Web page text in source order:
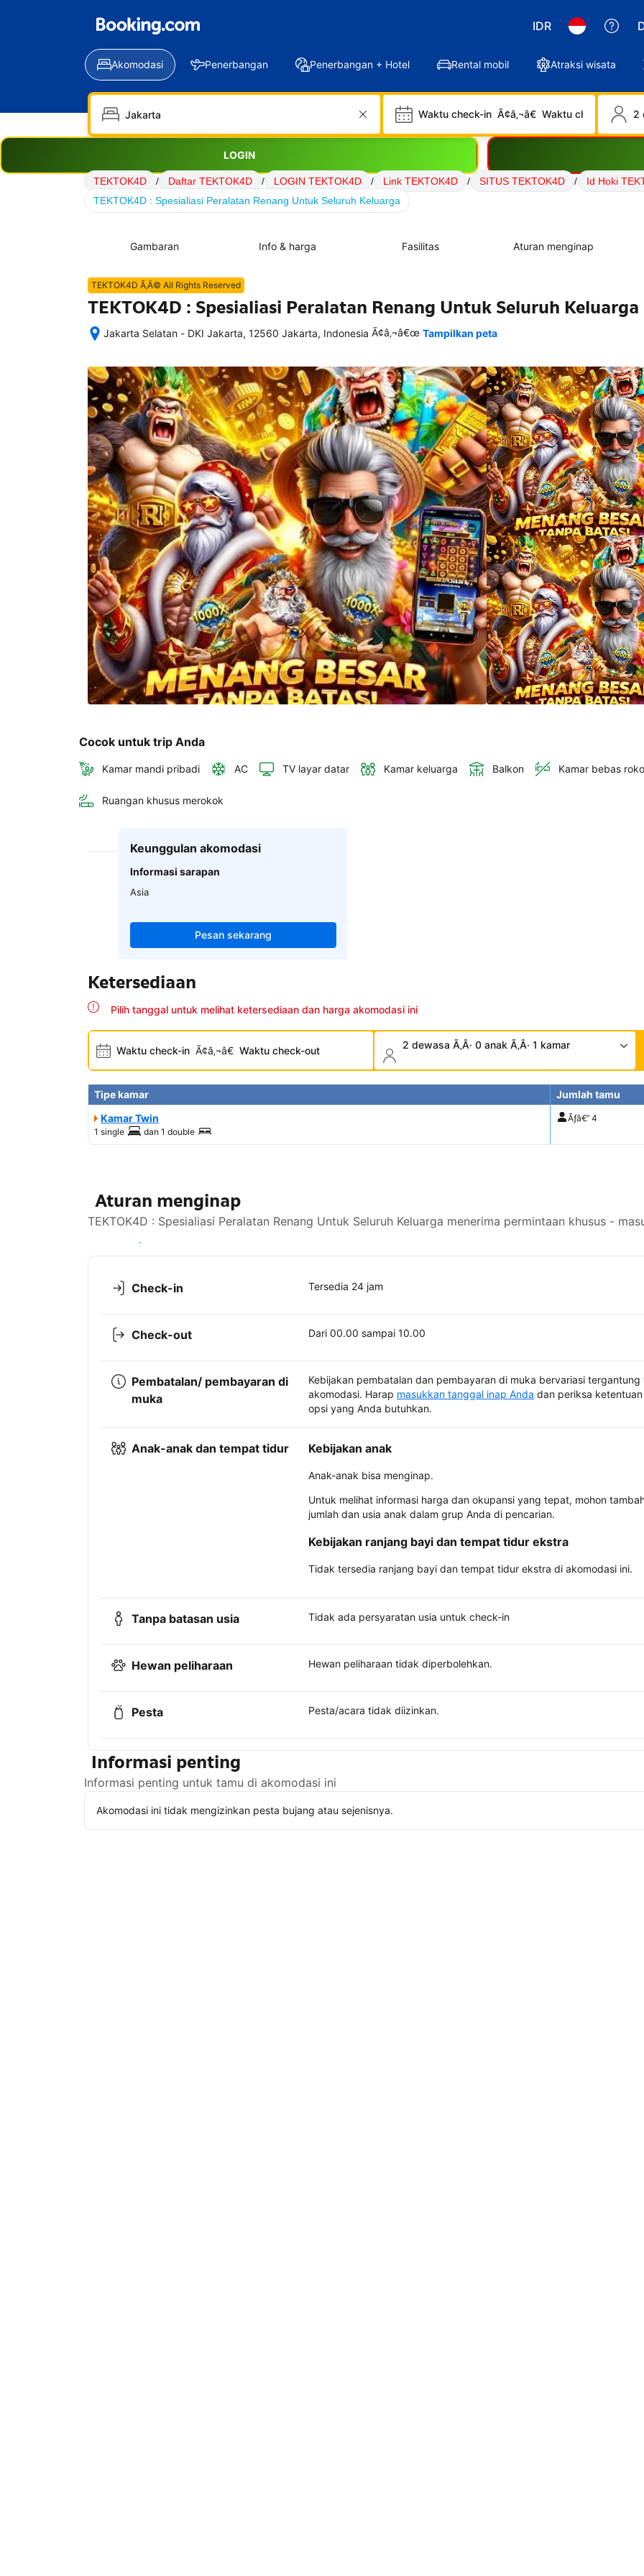
IDR
Akomodasi Penerbangan Penerbangan + Hotel Rental mobil Atraksi wisata
Waktu check-in Ã¢â‚¬â€ Waktu check-out 2
LOGIN
TEKTOK4D / Daftar TEKTOK4D / LOGIN TEKTOK4D / Link TEKTOK4D / SITUS TEKTOK4D / Id Hoki
TEKTOK4D : Spesialiasi Peralatan Renang Untuk Seluruh Keluarga
Gambaran Info & harga Fasilitas Aturan menginap
TEKTOK4D Ã‚Â© All Rights Reserved
TEKTOK4D : Spesialiasi Peralatan Renang Untuk Seluruh Keluarga
Jakarta Selatan - DKI Jakarta, 12560 Jakarta, Indonesia
semua
rincian
akomodasi
termasuk
nomor
telepon
dan
alamat
akan
disertakan
dalam
konfirmasi
pemesanan
dan
akun
Anda.
Ã¢â‚¬â€œ Tampilkan peta
Cocok untuk trip Anda
Kamar mandi pribadi AC TV layar datar Kamar keluarga Balkon Kamar bebas
Ruangan khusus merokok
Keunggulan akomodasi
Informasi sarapan
Asia
Pesan sekarang
Ketersediaan
Pilih tanggal untuk melihat ketersediaan dan harga akomodasi ini
Waktu check-in Ã¢â‚¬â€ Waktu check-out 2 dewasa Ã‚Â· 0 anak Ã‚Â· 1 kamar
Tipe kamar
Jumlah tamu
Kamar Twin
1 single dan 1 double
Ãƒâ€” 4
Aturan menginap
TEKTOK4D : Spesialiasi Peralatan Renang Untuk Seluruh Keluarga menerima permintaan khusus -
Lihat ketersediaan
Check-in Tersedia 24 jam
Check-out Dari 00.00 sampai 10.00
Pembatalan/ pembayaran di
muka
Kebijakan pembatalan dan pembayaran di muka bervariasi tergantung
akomodasi. Harap masukkan tanggal inap Anda dan periksa
opsi yang Anda butuhkan.
Anak-anak dan tempat tidur Kebijakan anak
Anak-anak bisa menginap.
Untuk melihat informasi harga dan okupansi yang tepat, mohon
jumlah dan usia anak dalam grup Anda di pencarian.
Kebijakan ranjang bayi dan tempat tidur ekstra
Tidak tersedia ranjang bayi dan tempat tidur ekstra di akomodasi ini.
Tanpa batasan usia Tidak ada persyaratan usia untuk check-in
Hewan peliharaan Hewan peliharaan tidak diperbolehkan.
Pesta Pesta/acara tidak diizinkan.
Informasi penting
Informasi penting untuk tamu di akomodasi ini
Akomodasi ini tidak mengizinkan pesta bujang atau sejenisnya.